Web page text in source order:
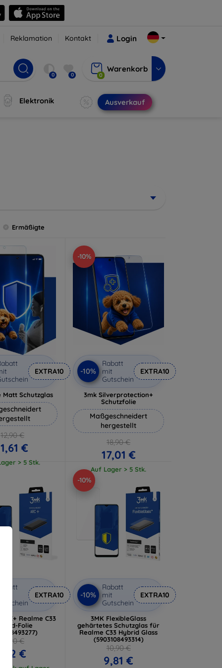
Reklamation Kontakt Login
0 0 0
Warenkorb
Elektronik Ausverkauf
Ermäßigte
EXTRA10
Matt Schutzglas
12,90 €
€
> 5 Stk.
-10%
-10%
Rabatt
mit
Gutschein
EXTRA10
3mk Silverprotection+
Schutzfolie
Maßgeschneidert
hergestellt
18,90 €
17,01 €
Auf Lager > 5 Stk.
Rabatt
Gutschein
EXTRA10
ARC+ Realme C33
Folie
12,90 €
7,12 €
-10%
-10%
Rabatt
mit
Gutschein
EXTRA10
3MK FlexibleGlass
gehärtetes Schutzglas für
Realme C33 Hybrid Glass
(5903108493314)
10,90 €
9,81 €